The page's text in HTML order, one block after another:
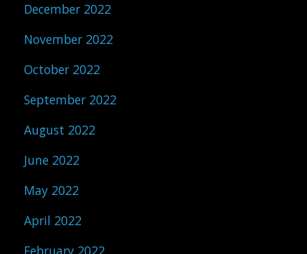
December 2022
November 2022
October 2022
September 2022
August 2022
June 2022
May 2022
April 2022
February 2022